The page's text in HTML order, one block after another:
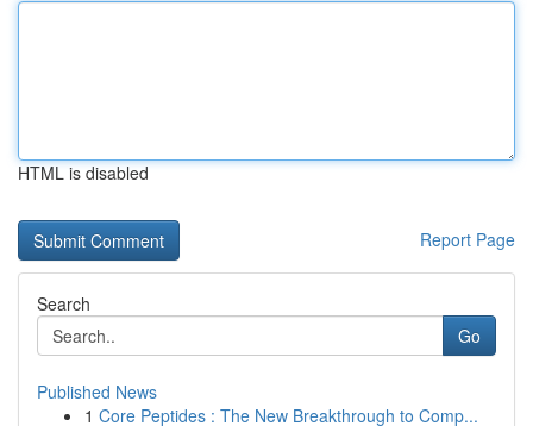
HTML is disabled
Report Page
Search
Go
Published News
1 Core Peptides : The New Breakthrough to Comp...